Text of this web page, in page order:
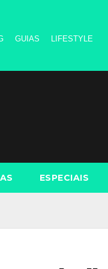
GUIAS LIFESTYLE
ESPECIAIS